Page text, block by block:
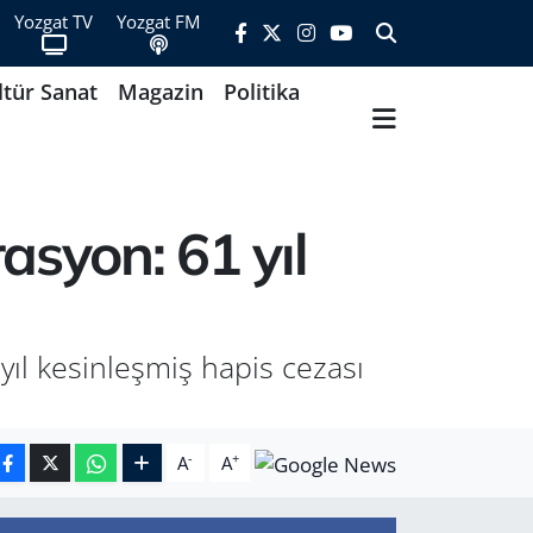
Yozgat TV Yozgat FM
Sanat Magazin
Politika
61 yıl
kesinleşmiş hapis cezası
A- A+